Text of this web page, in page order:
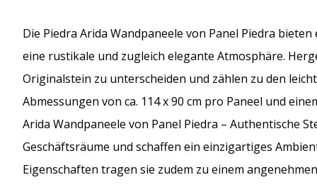
Die Piedra Arida Wandpaneele von Panel Piedra
eine rustikale und zugleich elegante Atmosphäre.
Originalstein zu unterscheiden und zählen zu den
Abmessungen von ca. 114 x 90 cm pro Paneel und
Arida Wandpaneele von Panel Piedra – Authentische
Geschäftsräume und schaffen ein einzigartiges
Eigenschaften tragen sie zudem zu einem